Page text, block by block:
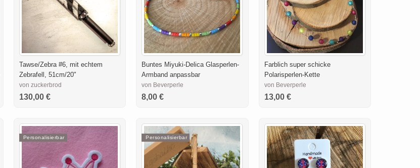
Tawse/Zebra #6, mit echtem
Zebrafell, 51cm/20"
von zuckerbrod
130,00 €
Buntes Miyuki-Delica Glasperlen-
Armband anpassbar
von Beverperle
8,00 €
Farblich super schicke
Polarisperlen-Kette
von Beverperle
13,00 €
Personalisierbar Personalisierbar